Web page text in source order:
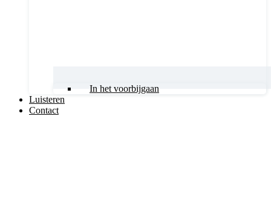
In het voorbijgaan
Luisteren
Contact